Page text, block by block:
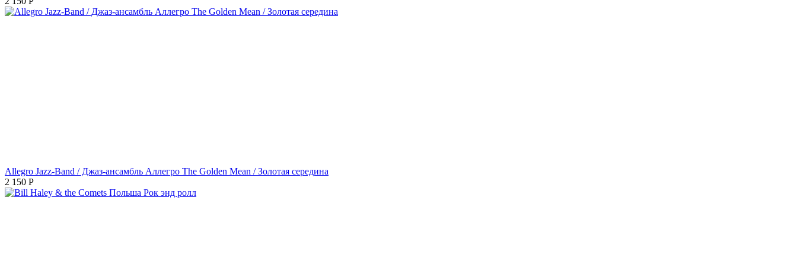
Allegro Jazz-Band / Джаз-ансамбль Аллегро The Golden Mean / Золотая середина
2 150 Р